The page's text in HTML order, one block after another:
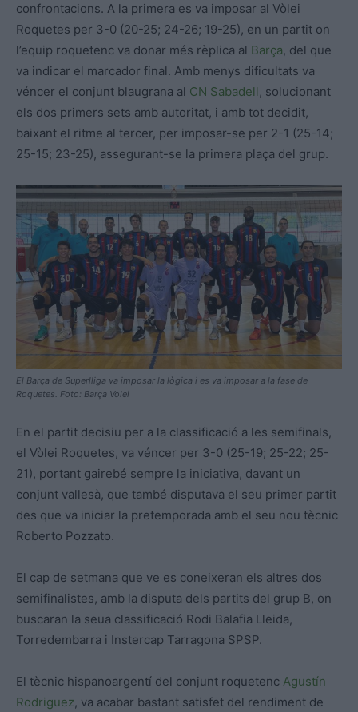
confrontacions. A la primera es va imposar al Vòlei
Roquetes per 3-0 (20-25; 24-26; 19-25), en un partit on
l’equip roquetenc va donar més rèplica al Barça, del que
va indicar el marcador final. Amb menys dificultats va
véncer el conjunt blaugrana al CN Sabadell, solucionant
els dos primers sets amb autoritat, i amb tot decidit,
baixant el ritme al tercer, per imposar-se per 2-1 (25-14;
25-15; 23-25), assegurant-se la primera plaça del grup.
El Barça de Superlliga va imposar la lògica i es va imposar a la fase de
Roquetes. Foto: Barça Volei
En el partit decisiu per a la classificació a les semifinals,
el Vòlei Roquetes, va véncer per 3-0 (25-19; 25-22; 25-
21), portant gairebé sempre la iniciativa, davant un
conjunt vallesà, que també disputava el seu primer partit
des que va iniciar la pretemporada amb el seu nou tècnic
Roberto Pozzato.
El cap de setmana que ve es coneixeran els altres dos
semifinalistes, amb la disputa dels partits del grup B, on
buscaran la seua classificació Rodi Balafia Lleida,
Torredembarra i Instercap Tarragona SPSP.
El tècnic hispanoargentí del conjunt roquetenc Agustín
Rodriguez, va acabar bastant satisfet del rendiment de